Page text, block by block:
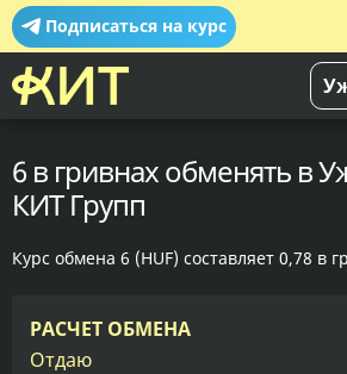
Подписаться на курс
6 в гривнах обменять в
КИТ Групп
Курс обмена 6 (HUF) составляет 0,78 в
РАСЧЕТ ОБМЕНА
Отдаю